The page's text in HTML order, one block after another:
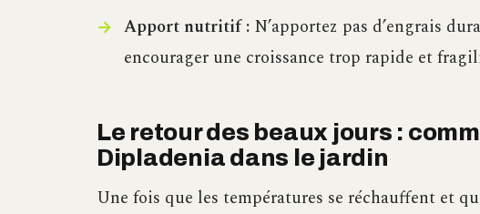
Apport nutritif :N’apportez pas d’engrais
encourager une croissance trop rapide et
Le retour des beaux jours :
Dipladenia dans le jardin
Une fois que les températures se réchauffent et